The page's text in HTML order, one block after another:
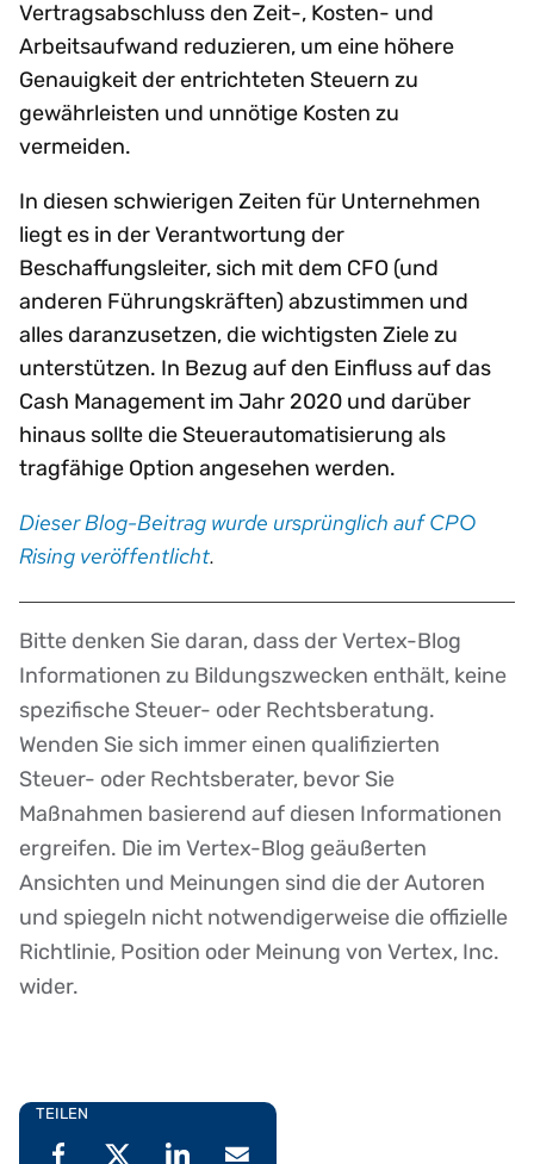
Vertragsabschluss den Zeit-, Kosten- und
Arbeitsaufwand reduzieren, um eine höhere
Genauigkeit der entrichteten Steuern zu
gewährleisten und unnötige Kosten zu
vermeiden.
In diesen schwierigen Zeiten für Unternehmen
liegt es in der Verantwortung der
Beschaffungsleiter, sich mit dem CFO (und
anderen Führungskräften) abzustimmen und
alles daranzusetzen, die wichtigsten Ziele zu
unterstützen. In Bezug auf den Einfluss auf das
Cash Management im Jahr 2020 und darüber
hinaus sollte die Steuerautomatisierung als
tragfähige Option angesehen werden.
Dieser Blog-Beitrag wurde ursprünglich auf CPO
Rising veröffentlicht.
Disclaimer
Bitte denken Sie daran, dass der Vertex-Blog
Informationen zu Bildungszwecken enthält, keine
spezifische Steuer- oder Rechtsberatung.
Wenden Sie sich immer einen qualifizierten
Steuer- oder Rechtsberater, bevor Sie
Maßnahmen basierend auf diesen Informationen
ergreifen. Die im Vertex-Blog geäußerten
Ansichten und Meinungen sind die der Autoren
und spiegeln nicht notwendigerweise die offizielle
Richtlinie, Position oder Meinung von Vertex, Inc.
wider.
TEILEN